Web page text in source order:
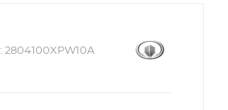
2804100XPW10A